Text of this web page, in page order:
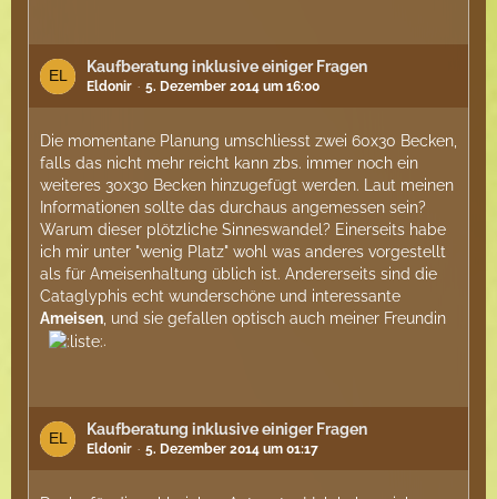
Denn immerhin sind auch
Ameisen
Lebewesen die
ebenso mit Respeckt behandelt werden müssen wie
weniger Große Mehr da Große Langbeinige Arten
eben sich bewegen wollen.
Wenn das jetzt vieleicht böse klingt.
Aber wenn du schon selbst weißt das du keinen Platz
für große Kolonien hast und dir dann Trotzdem ne Art
nimmst die VIEL Platz braucht dann weiß ich nicht ob
du das mit der Ameisenhaltung wirklich ernst meinst
oder verstanden hast. Schließlich ist Ameisenhaltung
ein Langzeit Hobby nichts für 1-2 Jahren.
Kaufberatung inklusive einiger Fragen
Eldonir 5. Dezember 2014 um 16:00
Die momentane Planung umschliesst zwei 60x30 Becken,
falls das nicht mehr reicht kann zbs. immer noch ein
weiteres 30x30 Becken hinzugefügt werden. Laut meinen
Informationen sollte das durchaus angemessen sein?
Warum dieser plötzliche Sinneswandel? Einerseits habe
ich mir unter "wenig Platz" wohl was anderes vorgestellt
als für Ameisenhaltung üblich ist. Andererseits sind die
Cataglyphis echt wunderschöne und interessante
Ameisen , und sie gefallen optisch auch meiner Freundin
.
Kaufberatung inklusive einiger Fragen
Eldonir 5. Dezember 2014 um 01:17